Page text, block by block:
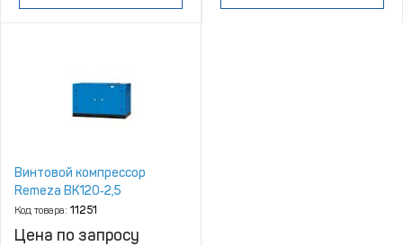
Винтовой компрессор
Remeza BK120‑2,5
Код товара: 11251
Цена по запросу